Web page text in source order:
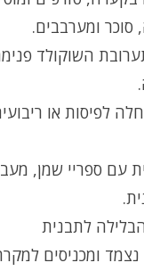
ומערבבים.
השוקולד
לפיסות או
עם ספריי שמן,
לתבנית
נצמד ומכניסים